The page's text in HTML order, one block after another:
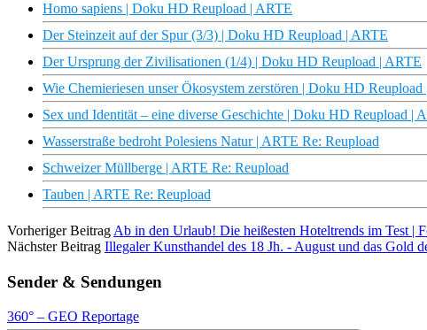
Homo sapiens | Doku HD Reupload | ARTE
Der Steinzeit auf der Spur (3/3) | Doku HD Reupload | ARTE
Der Ursprung der Zivilisationen (1/4) | Doku HD Reupload | ARTE
Wie Chemieriesen unser Ökosystem zerstören | Doku HD Reupload
Sex und Identität – eine diverse Geschichte | Doku HD Reupload |
Wasserstraße bedroht Polesiens Natur | ARTE Re: Reupload
Schweizer Müllberge | ARTE Re: Reupload
Tauben | ARTE Re: Reupload
Vorheriger Beitrag Ab in den Urlaub! Die heißesten Hoteltrends im Test |
Nächster Beitrag Illegaler Kunsthandel des 18 Jh. - August und das Gold
Sender & Sendungen
360° – GEO Reportage